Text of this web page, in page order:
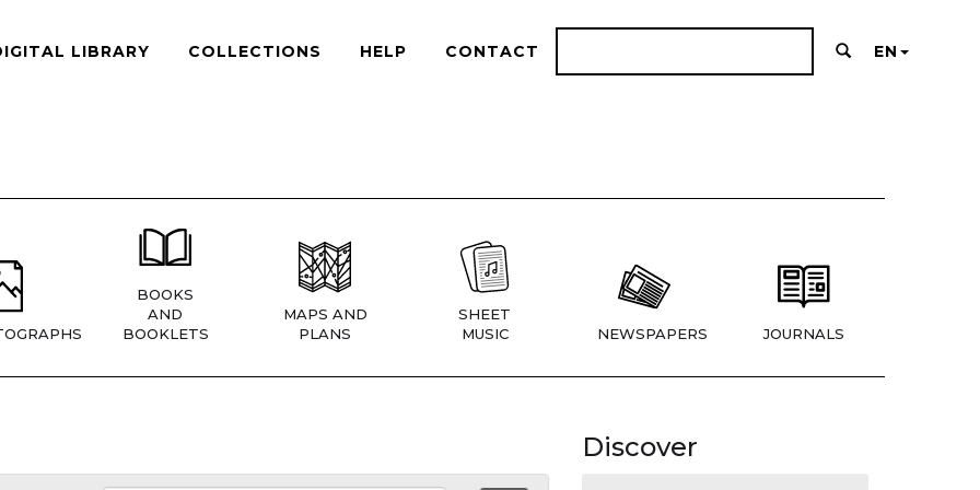
LIBRARY COLLECTIONS HELP CONTACT EN
BOOKS
AND
BOOKLETS
MAPS AND
PLANS
SHEET
MUSIC
NEWSPAPERS JOURNALS
Discover